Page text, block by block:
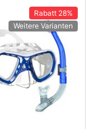
Rabatt 28%
Weitere Varianten